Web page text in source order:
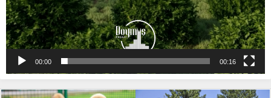
00:00 00:16